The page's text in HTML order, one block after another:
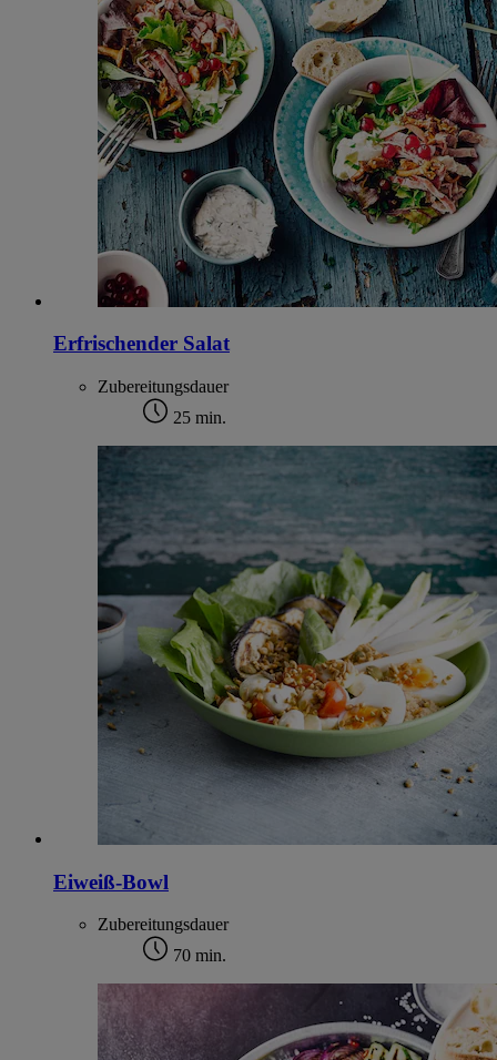
Erfrischender Salat
Zubereitungsdauer
25 min.
Eiweiß-Bowl
Zubereitungsdauer
70 min.